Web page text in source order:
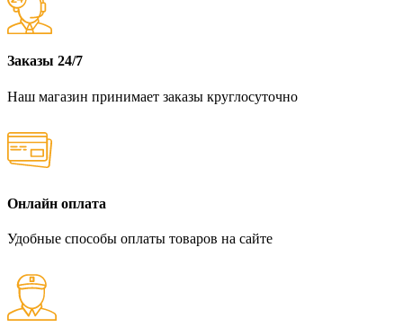
Заказы 24/7
Наш магазин принимает заказы круглосуточно
Онлайн оплата
Удобные способы оплаты товаров на сайте